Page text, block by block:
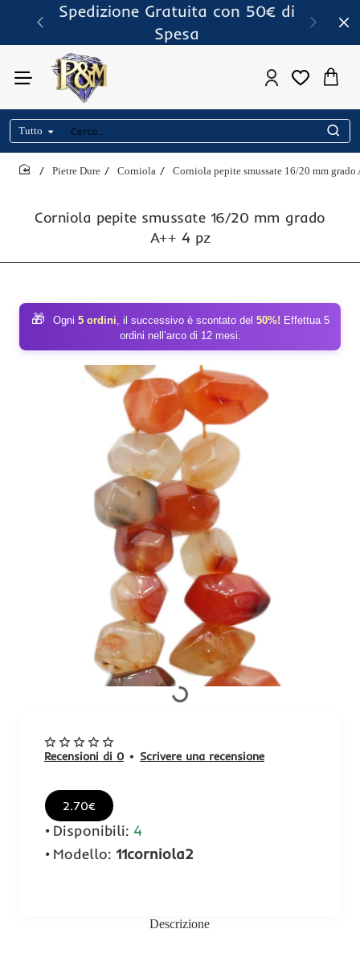
Spedizione Gratuita con 50€ di
Spesa
Tutto
Cerca..
Corniola pepite smussate 16/20 mm grado
A++ 4 pz
Pietre Dure Corniola Corniola pepite smussate 16/20 mm grado
🎁 Ogni 5 ordini, il successivo è scontato del 50%! Effettua 5
ordini nell’arco di 12 mesi.
Recensioni di 0 • Scrivere una recensione
2.70€
Disponibili: 4
Modello: 11corniola2
Descrizione